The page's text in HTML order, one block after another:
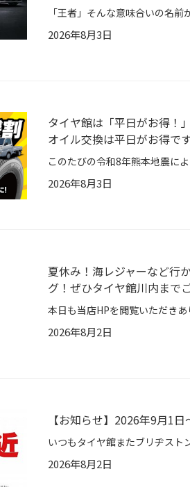
2026年8月3日
タイヤ館は「平日がお得！
オイル交換は平日がお得で
2026年8月3日
夏休み！海レジャーなど行
グ！ぜひタイヤ館川内まで
2026年8月2日
【お知らせ】2026年9月1
2026年8月2日